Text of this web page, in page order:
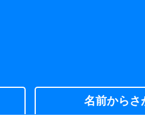
名前からさ